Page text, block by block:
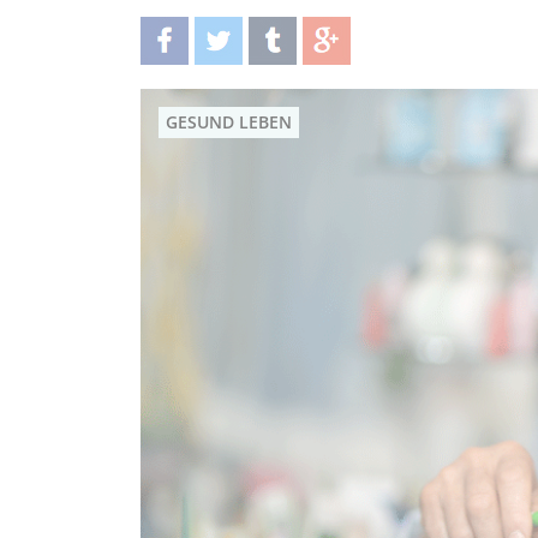
teilentwittern teilen teilen
GESUND LEBEN